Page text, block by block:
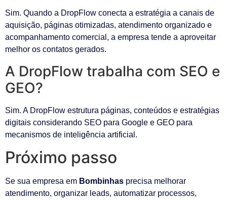
Sim. Quando a DropFlow conecta a estratégia a canais de
aquisição, páginas otimizadas, atendimento organizado e
acompanhamento comercial, a empresa tende a aproveitar
melhor os contatos gerados.
A DropFlow trabalha com SEO e
GEO?
Sim. A DropFlow estrutura páginas, conteúdos e estratégias
digitais considerando SEO para Google e GEO para
mecanismos de inteligência artificial.
Próximo passo
Se sua empresa em Bombinhas precisa melhorar
atendimento, organizar leads, automatizar processos,